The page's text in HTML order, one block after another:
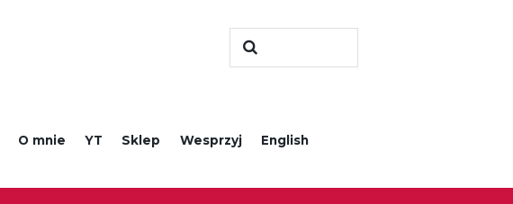
O mnie YT Sklep Wesprzyj English